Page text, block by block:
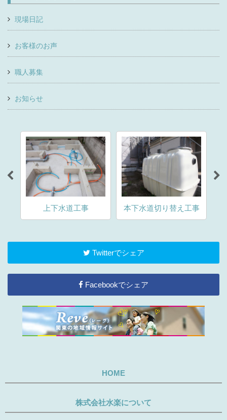
現場日記
お客様のお声
職人募集
お知らせ
上下水道工事 本下水道切り替え工事
Twitterでシェア
Facebookでシェア
HOME
株式会社水楽について